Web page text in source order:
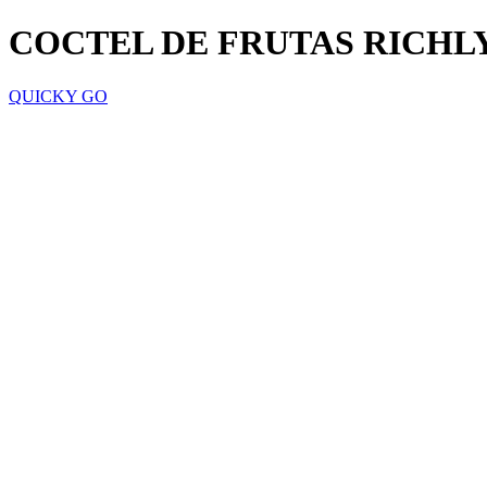
COCTEL DE FRUTAS
QUICKY GO